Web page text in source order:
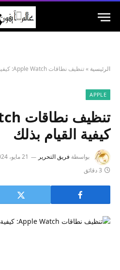
الرئيسية »تنظيف نطاقات Apple Watch: كيفية القيام بذلك
APPLE
كيفية القيام بذلك
بواسطة فريق التحرير 21 مايو، 2024
3 دقائق